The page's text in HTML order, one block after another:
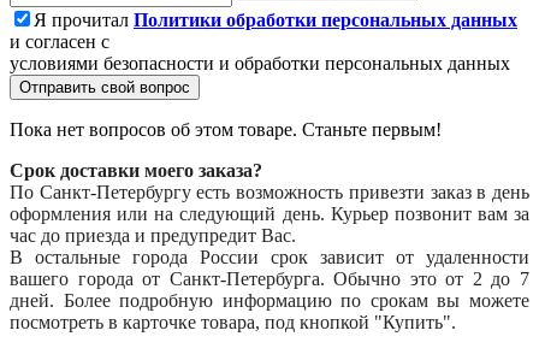
Я прочитал Политики обработки персональных данных
и согласен с
условиями безопасности и обработки персональных данных
Отправить свой вопрос
Пока нет вопросов об этом товаре. Станьте первым!
Срок доставки моего заказа?
По Санкт-Петербургу есть возможность привезти заказ в день
оформления или на следующий день. Курьер позвонит вам за
час до приезда и предупредит Вас.
В остальные города России срок зависит от удаленности
вашего города от Санкт-Петербурга. Обычно это от 2 до 7
дней. Более подробную информацию по срокам вы можете
посмотреть в карточке товара, под кнопкой "Купить".